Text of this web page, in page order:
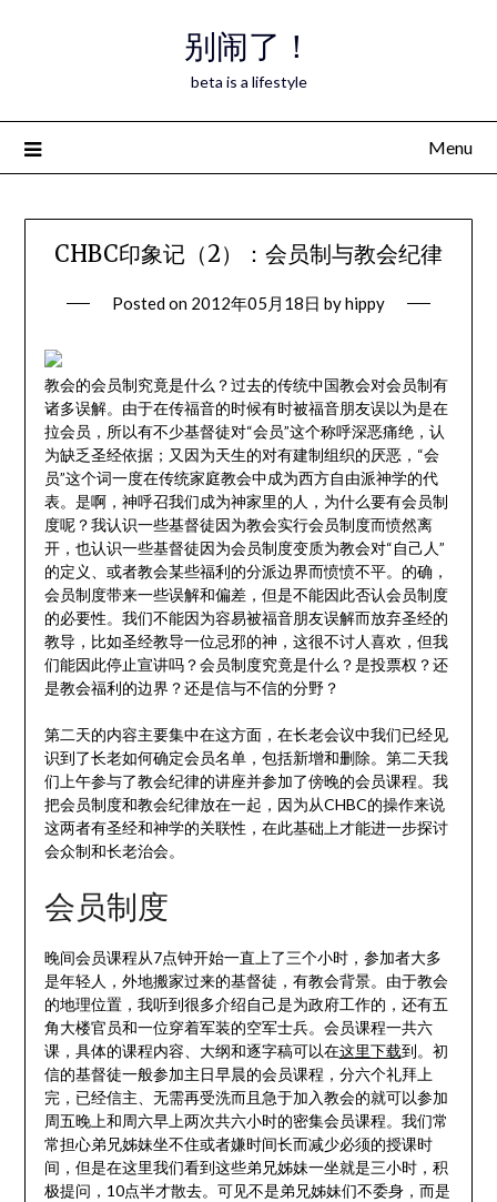
别闹了！
beta is a lifestyle
Menu
CHBC印象记（2）：会员制与教会纪律
Posted on 2012年05月18日 byhippy
教会的会员制究竟是什么？过去的传统中国教会对会员制有
诸多误解。由于在传福音的时候有时被福音朋友误以为是在
拉会员，所以有不少基督徒对“会员”这个称呼深恶痛绝，认
为缺乏圣经依据；又因为天生的对有建制组织的厌恶，“会
员”这个词一度在传统家庭教会中成为西方自由派神学的代
表。是啊，神呼召我们成为神家里的人，为什么要有会员制
度呢？我认识一些基督徒因为教会实行会员制度而愤然离
开，也认识一些基督徒因为会员制度变质为教会对“自己人”
的定义、或者教会某些福利的分派边界而愤愤不平。的确，
会员制度带来一些误解和偏差，但是不能因此否认会员制度
的必要性。我们不能因为容易被福音朋友误解而放弃圣经的
教导，比如圣经教导一位忌邪的神，这很不讨人喜欢，但我
们能因此停止宣讲吗？会员制度究竟是什么？是投票权？还
是教会福利的边界？还是信与不信的分野？
第二天的内容主要集中在这方面，在长老会议中我们已经见
识到了长老如何确定会员名单，包括新增和删除。第二天我
们上午参与了教会纪律的讲座并参加了傍晚的会员课程。我
把会员制度和教会纪律放在一起，因为从CHBC的操作来说
这两者有圣经和神学的关联性，在此基础上才能进一步探讨
会众制和长老治会。
会员制度
晚间会员课程从7点钟开始一直上了三个小时，参加者大多
是年轻人，外地搬家过来的基督徒，有教会背景。由于教会
的地理位置，我听到很多介绍自己是为政府工作的，还有五
角大楼官员和一位穿着军装的空军士兵。会员课程一共六
课，具体的课程内容、大纲和逐字稿可以在这里下载到。初
信的基督徒一般参加主日早晨的会员课程，分六个礼拜上
完，已经信主、无需再受洗而且急于加入教会的就可以参加
周五晚上和周六早上两次共六小时的密集会员课程。我们常
常担心弟兄姊妹坐不住或者嫌时间长而减少必须的授课时
间，但是在这里我们看到这些弟兄姊妹一坐就是三小时，积
极提问，10点半才散去。可见不是弟兄姊妹们不委身，而是